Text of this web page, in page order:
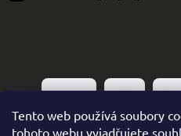
Tento web používá soubory
tohoto webu vyjadřujete